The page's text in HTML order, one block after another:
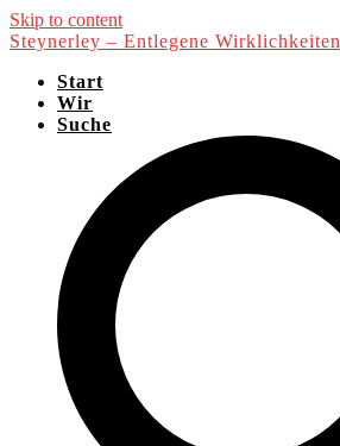
Skip to content
Steynerley – Entlegene Wirklichkeiten
Start
Wir
Suche